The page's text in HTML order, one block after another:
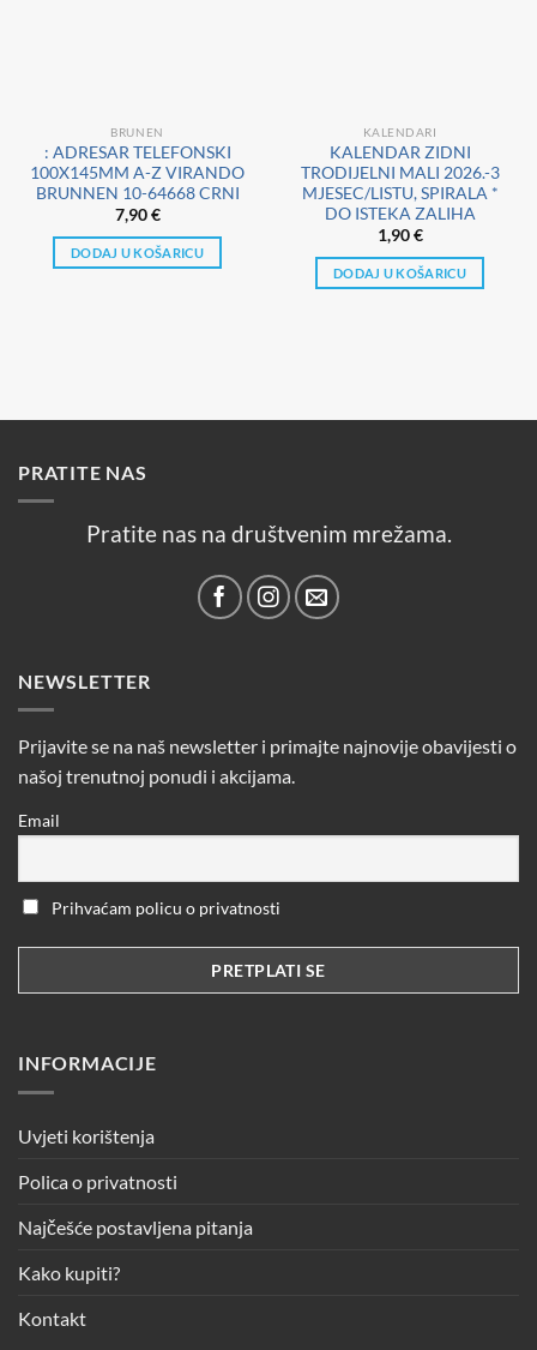
BRUNEN
: ADRESAR TELEFONSKI
100X145MM A-Z VIRANDO
BRUNNEN 10-64668 CRNI
7,90€
DODAJ U KOŠARICU
KALENDARI
KALENDAR ZIDNI
TRODIJELNI MALI 2026.-3
MJESEC/LISTU, SPIRALA *
DO ISTEKA ZALIHA
1,90€
DODAJ U KOŠARICU
PRATITE NAS
Pratite nas na društvenim mrežama.
NEWSLETTER
Prijavite se na naš newsletter i primajte najnovije obavijesti o
našoj trenutnoj ponudi i akcijama.
Email
Prihvaćam policu o privatnosti
INFORMACIJE
Uvjeti korištenja
Polica o privatnosti
Najčešće postavljena pitanja
Kako kupiti?
Kontakt